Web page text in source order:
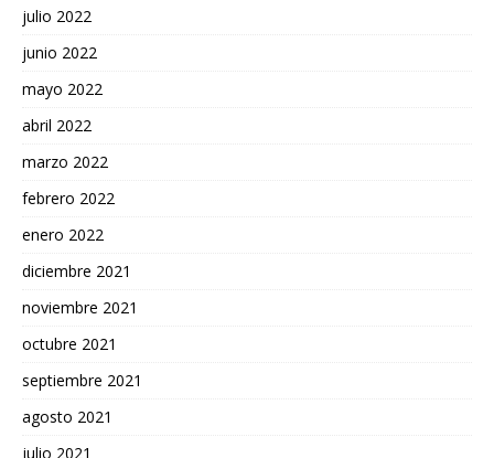
julio 2022
junio 2022
mayo 2022
abril 2022
marzo 2022
febrero 2022
enero 2022
diciembre 2021
noviembre 2021
octubre 2021
septiembre 2021
agosto 2021
julio 2021